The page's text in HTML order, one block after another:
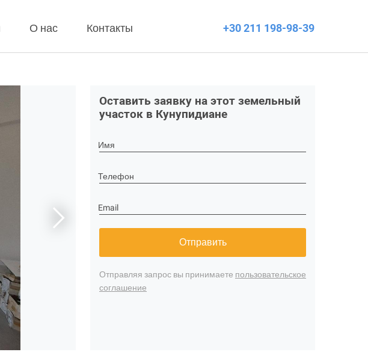
О нас Контакты +30 211 198-98-39
Оставить заявку на этот земельный
участок в Кунупидиане
Имя
Телефон
Email
Отправить
Отправляя запрос вы принимаете пользовательское
соглашение